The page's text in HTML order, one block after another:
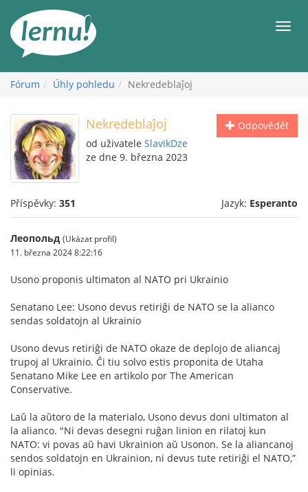
obsahu
Fórum Úhly pohledu Nekredeblaĵoj
Odpovědět
Nekredeblaĵoj
od uživatele SlavikDze
ze dne 9. března 2023
Příspěvky: 351 Jazyk: Esperanto
Леопольд (Ukázat profil)
11. března 2024 8:22:16
Usono proponis ultimaton al NATO pri Ukrainio
Senatano Lee: Usono devus retiriĝi de NATO se la alianco
sendas soldatojn al Ukrainio
Usono devus retiriĝi de NATO okaze de deplojo de aliancaj
trupoj al Ukrainio. Ĉi tiu solvo estis proponita de Utaha
Senatano Mike Lee en artikolo por The American
Conservative.
Laŭ la aŭtoro de la materialo, Usono devus doni ultimaton al
la alianco. "Ni devas desegni ruĝan linion en rilatoj kun
NATO: vi povas aŭ havi Ukrainion aŭ Usonon. Se la aliancanoj
sendos soldatojn en Ukrainion, ni devus tute retiriĝi el NATO,”
li opinias.